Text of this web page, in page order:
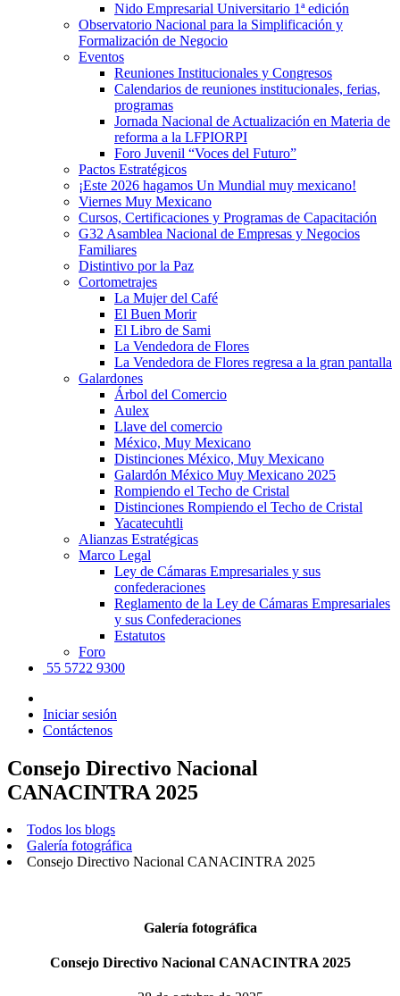
Nido Empresarial Universitario 1ª edición
Observatorio Nacional para la Simplificación y
Formalización de Negocio
Eventos
Reuniones Institucionales y Congresos
Calendarios de reuniones institucionales, ferias,
programas
Jornada Nacional de Actualización en Materia de
reforma a la LFPIORPI
Foro Juvenil “Voces del Futuro”
Pactos Estratégicos
¡Este 2026 hagamos Un Mundial muy mexicano!
Viernes Muy Mexicano
Cursos, Certificaciones y Programas de Capacitación
G32 Asamblea Nacional de Empresas y Negocios
Familiares
Distintivo por la Paz
Cortometrajes
La Mujer del Café
El Buen Morir
El Libro de Sami
La Vendedora de Flores
La Vendedora de Flores regresa a la gran pantalla
Galardones
Árbol del Comercio
Aulex
Llave del comercio
México, Muy Mexicano
Distinciones México, Muy Mexicano
Galardón México Muy Mexicano 2025
Rompiendo el Techo de Cristal
Distinciones Rompiendo el Techo de Cristal
Yacatecuhtli
Alianzas Estratégicas
Marco Legal
Ley de Cámaras Empresariales y sus
confederaciones
Reglamento de la Ley de Cámaras Empresariales
y sus Confederaciones
Estatutos
Foro
55 5722 9300
Iniciar sesión
Contáctenos
Consejo Directivo Nacional
CANACINTRA 2025
Todos los blogs
Galería fotográfica
Consejo Directivo Nacional CANACINTRA 2025
Galería fotográfica
Consejo Directivo Nacional CANACINTRA 2025